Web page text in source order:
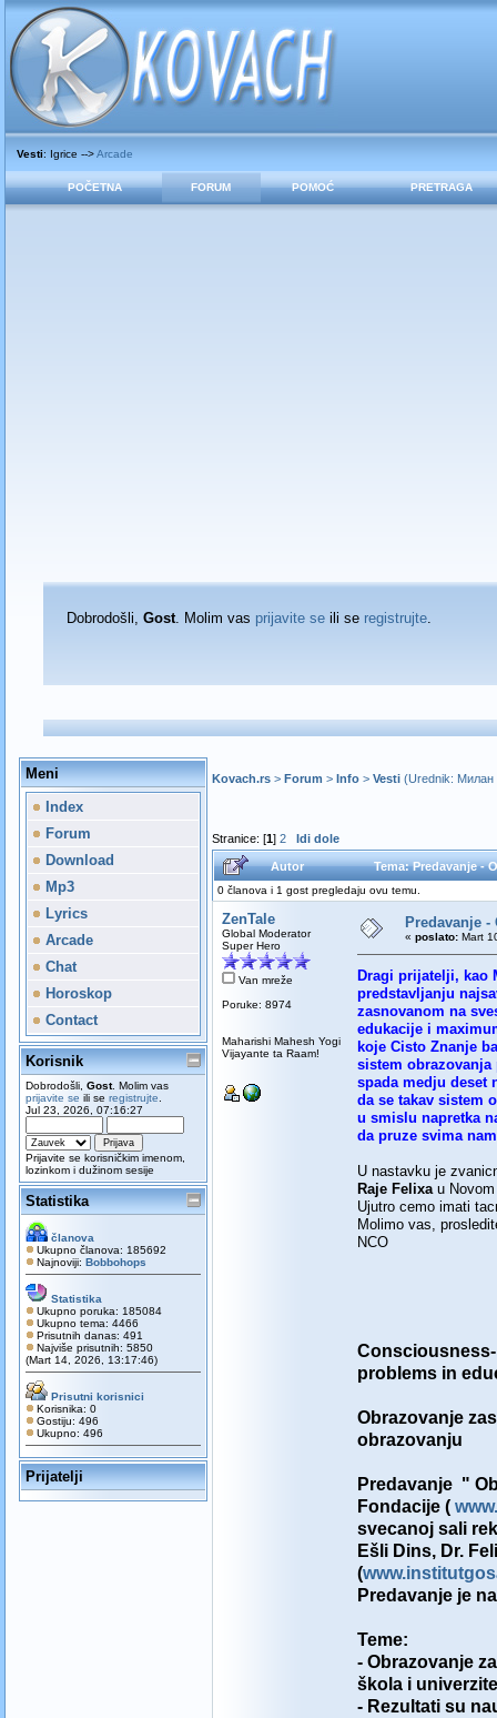
Vesti: Igrice -->Arcade
POČETNA FORUM POMOĆ PRETRAGA
Dobrodošli, Gost. Molim vas prijavite seili se registrujte.
Meni
Index
Forum
Download
Mp3
Lyrics
Arcade
Chat
Horoskop
Contact
Korisnik
Dobrodošli, Gost. Molim vas
prijavite se ili se registrujte
Jul 23, 2026, 07:16:27
Prijavite se korisničkim imenom,
lozinkom i dužinom sesije
Statistika
članova
Ukupno članova: 185692
Najnoviji: Bobbohops
Statistika
Ukupno poruka: 185084
Ukupno tema: 4466
Prisutnih danas: 491
Najviše prisutnih: 5850
(Mart 14, 2026, 13:17:46)
Prisutni korisnici
Korisnika: 0
Gostiju: 496
Ukupno: 496
Prijatelji
Kovach.rs> Forum > Info> Vesti(Urednik: Милан
Stranice: [1] 2 Idi dole
Autor Tema: Predavanje -
0 članova i 1 gost pregledaju ovu temu.
ZenTale
Global Moderator
Super Hero
Van mreže
Poruke: 8974
Maharishi Mahesh Yogi
Vijayante ta Raam!
Predavanje -
« poslato:Mart
Dragi prijatelji, kao
predstavljanju
zasnovanom na
edukacije i
koje Cisto Znanje
sistem
spada medju
da se takav sistem
u smislu napretka
da pruze svima
U nastavku je
Raje Felixau Novom
Ujutro cemo imati
Molimo vas,
NCO
problems in
Obrazovanje
obrazovanju
Predavanje "
Fondacije (
svecanoj sali
Ešli Dins, Dr.
(
Predavanje je
Teme:
- Obrazovanje
škola i
- Rezultati su